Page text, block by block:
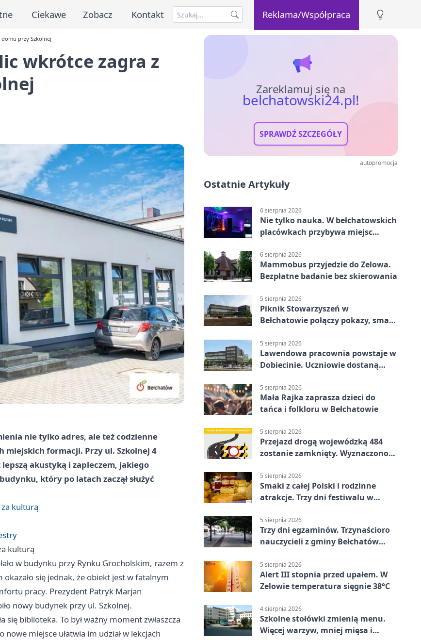
Ciekawe Zobacz Kontakt Reklama/Współpraca
przy Szkolnej
wkrótce zagra z
nie tylko adres, ale też codzienne
formacji. Przy ul. Szkolnej 4
akustyką i zapleczem, jakiego
który po latach zaczął służyć
kulturą
kulturą
w budynku przy Rynku Grocholskim, razem z
się jednak, że obiekt jest w fatalnym
pracy. Prezydent Patryk Marjan
nowy budynek przy ul. Szkolnej.
biblioteka. To był ważny moment zwłaszcza
nowe miejsce ułatwia im udział w lekcjach
Zareklamuj się na
belchatowski24.pl!
SPRAWDŹ SZCZEGÓŁY
autopromocja
Ostatnie Artykuły
6 sierpnia 2026
Nie tylko nauka. W bełchatowskich
placówkach przybywa miejsc
6 sierpnia 2026
Mammobus przyjedzie do Zelowa.
Bezpłatne badanie bez skierowania
5 sierpnia 2026
Piknik Stowarzyszeń w
Bełchatowie połączy pokazy, smaki
5 sierpnia 2026
Lawendowa pracownia powstaje w
Dobiecinie. Uczniowie dostaną
5 sierpnia 2026
Mała Rajka zaprasza dzieci do
tańca i folkloru w Bełchatowie
5 sierpnia 2026
Przejazd drogą wojewódzką 484
zostanie zamknięty. Wyznaczono
5 sierpnia 2026
Smaki z całej Polski i rodzinne
atrakcje. Trzy dni festiwalu w
5 sierpnia 2026
Trzy dni egzaminów. Trzynaścioro
nauczycieli z gminy Bełchatów
5 sierpnia 2026
Alert III stopnia przed upałem. W
Zelowie temperatura sięgnie 38°C
4 sierpnia 2026
Szkolne stołówki zmienią menu.
Więcej warzyw, mniej mięsa i